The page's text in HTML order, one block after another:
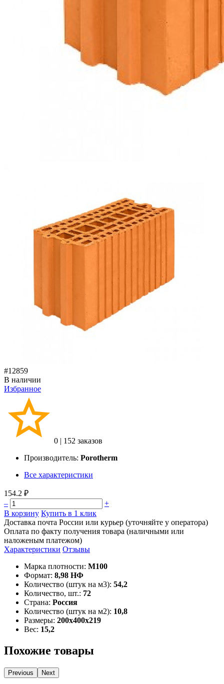
#12859
В наличии
Избранное
0 | 152 заказов
Производитель: Porotherm
Все характеристики
154.2 ₽
–
+
В корзину Купить в 1 клик
Доставка почта России или курьер (уточняйте у оператора)
Оплата по факту получения товара (наличными или
наложеным платежом)
Характеристики Отзывы
Марка плотности: М100
Формат: 8,98 НФ
Количество (штук на м3): 54,2
Количество, шт.: 72
Страна: Россия
Количество (штук на м2): 10,8
Размеры: 200х400х219
Вес: 15,2
Похожие товары
Previous Next